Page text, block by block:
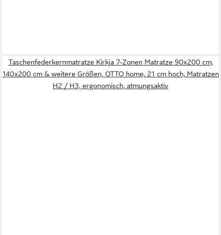
Taschenfederkernmatratze Kirkja 7-Zonen Matratze 90x200 cm,
140x200 cm & weitere Größen, OTTO home, 21 cm hoch, Matratzen
H2 / H3, ergonomisch, atmungsaktiv